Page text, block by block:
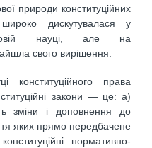
природи конституційних
дискутувалася у
науці, але на
свого вирішення.
конституційного права
закони — це: а)
зміни і доповнення до
яких прямо передбачене
нормативно-